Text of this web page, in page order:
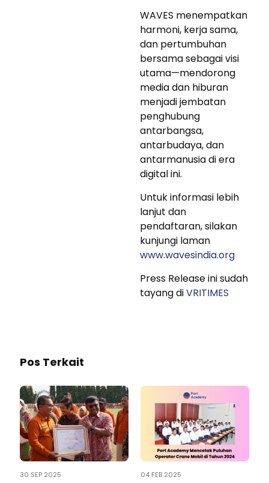
WAVES menempatkan
harmoni, kerja sama,
dan pertumbuhan
bersama sebagai visi
utama—mendorong
media dan hiburan
menjadi jembatan
penghubung
antarbangsa,
antarbudaya, dan
antarmanusia di era
digital ini.
Untuk informasi lebih
lanjut dan
pendaftaran, silakan
kunjungi laman
www.wavesindia.org
Press Release ini sudah
tayang diVRITIMES
Pos Terkait
30 SEP 2025 04 FEB 2025